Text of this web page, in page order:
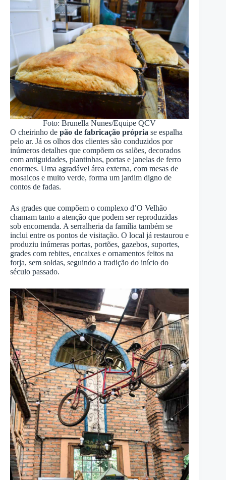
Foto: Brunella Nunes/Equipe QCV
O cheirinho de pão de fabricação própria se espalha
pelo ar. Já os olhos dos clientes são conduzidos por
inúmeros detalhes que compõem os salões, decorados
com antiguidades, plantinhas, portas e janelas de ferro
enormes. Uma agradável área externa, com mesas de
mosaicos e muito verde, forma um jardim digno de
contos de fadas.
As grades que compõem o complexo d’O Velhão
chamam tanto a atenção que podem ser reproduzidas
sob encomenda. A serralheria da família também se
inclui entre os pontos de visitação. O local já restaurou e
produziu inúmeras portas, portões, gazebos, suportes,
grades com rebites, encaixes e ornamentos feitos na
forja, sem soldas, seguindo a tradição do início do
século passado.